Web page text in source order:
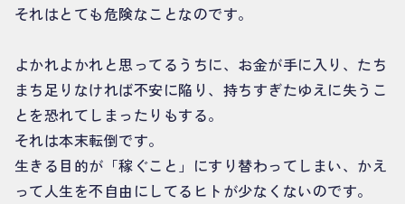
それはとても危険なことなのです。
よかれよかれと思ってるうちに、お金が手に入り、たち
まち足りなければ不安に陥り、持ちすぎたゆえに失うこ
とを恐れてしまったりもする。
それは本末転倒です。
生きる目的が「稼ぐこと」にすり替わってしまい、かえ
って人生を不自由にしてるヒトが少なくないのです。